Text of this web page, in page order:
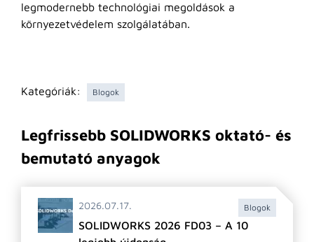
legmodernebb technológiai megoldások a
környezetvédelem szolgálatában.
Kategóriák: Blogok
Legfrissebb SOLIDWORKS oktató- és
bemutató anyagok
2026.07.17. Blogok
SOLIDWORKS 2026 FD03 – A 10